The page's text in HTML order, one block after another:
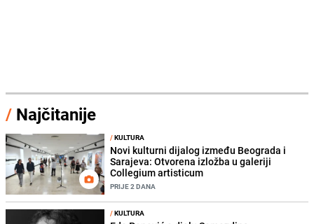
/ Najčitanije
/KULTURA
Novi kulturni dijalog između Beograda i
Sarajeva: Otvorena izložba u galeriji
Collegium artisticum
PRIJE 2 DANA
/KULTURA